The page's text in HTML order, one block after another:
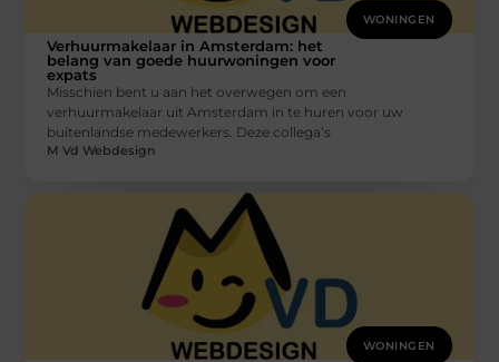
WONINGEN
Verhuurmakelaar in Amsterdam: het
belang van goede huurwoningen voor
expats
Misschien bent u aan het overwegen om een
verhuurmakelaar uit Amsterdam in te huren voor uw
buitenlandse medewerkers. Deze collega’s
M Vd Webdesign
WONINGEN